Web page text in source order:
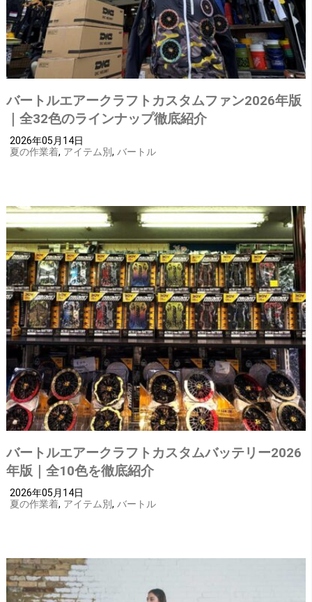
バートルエアークラフトカスタムファン2026年版
｜全32色のラインナップ徹底紹介
2026年05月14日
夏の作業着, アイテム別, バートル
バートルエアークラフトカスタムバッテリー2026
年版｜全10色を徹底紹介
2026年05月14日
夏の作業着, アイテム別, バートル